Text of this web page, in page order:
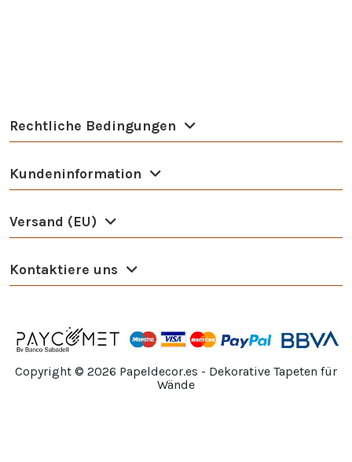
Rechtliche Bedingungen
Kundeninformation
Versand (EU)
Kontaktiere uns
Copyright © 2026 Papeldecor.es - Dekorative Tapeten für
Wände